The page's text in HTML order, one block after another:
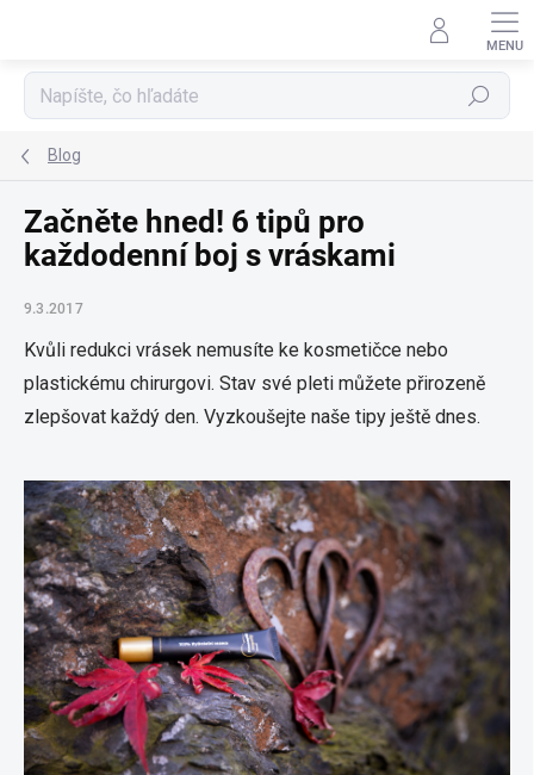
Hľadať
Blog
Začněte hned! 6 tipů pro
každodenní boj s vráskami
9.3.2017
Kvůli redukci vrásek nemusíte ke kosmetičce nebo
plastickému chirurgovi. Stav své pleti můžete přirozeně
zlepšovat každý den. Vyzkoušejte naše tipy ještě dnes.